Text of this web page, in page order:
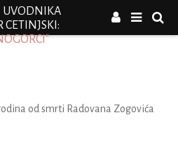
UVODNIKA
CETINJSKI:
od smrti Radovana Zogovića